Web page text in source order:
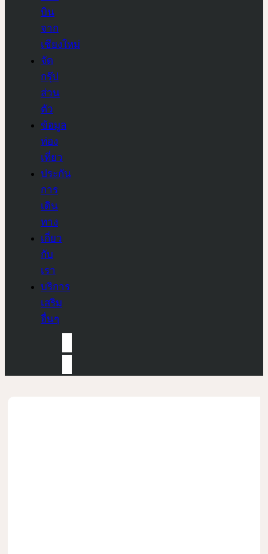
บิน
จาก
เชียงใหม่
จัด
กรุ๊ป
ส่วน
ตัว
ข้อมูล
ท่อง
เที่ยว
ประกัน
การ
เดิน
ทาง
เกี่ยว
กับ
เรา
บริการ
เสริม
อื่นๆ